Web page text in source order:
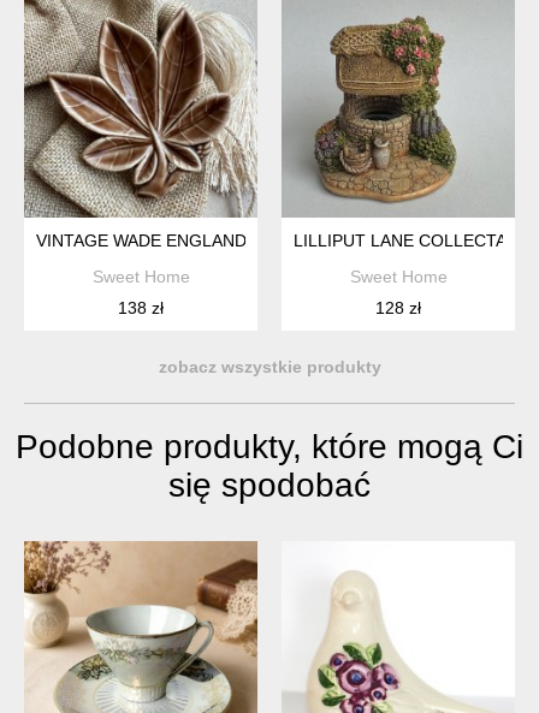
VINTAGE WADE ENGLAND PORCELAIN LEAF PIN DISH ❤
Sweet Home
138 zł
LILLIPUT LANE
Sweet Home
128 zł
zobacz wszystkie produkty
Podobne produkty, które mogą Ci
się spodobać